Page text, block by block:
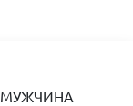
МУЖЧИНА